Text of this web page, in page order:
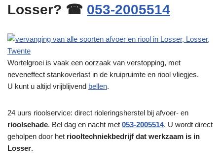
Losser? ☎ 053-2005514
Wortelgroei is vaak een oorzaak van verstopping, met
neveneffect stankoverlast in de kruipruimte en riool vliegjes.
U kunt u altijd vrijblijvend bellen.
24 uurs rioolservice: direct rioleringsherstel bij afvoer- en
rioolschade. Bel dag en nacht met 053-2005514. U wordt direct
geholpen door het riooltechniekbedrijf dat werkzaam is in
Losser.